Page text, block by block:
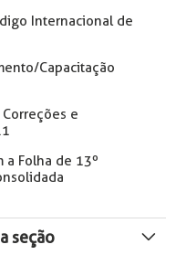
Internacional de
Capacitação
e
a Folha de 13º
seção